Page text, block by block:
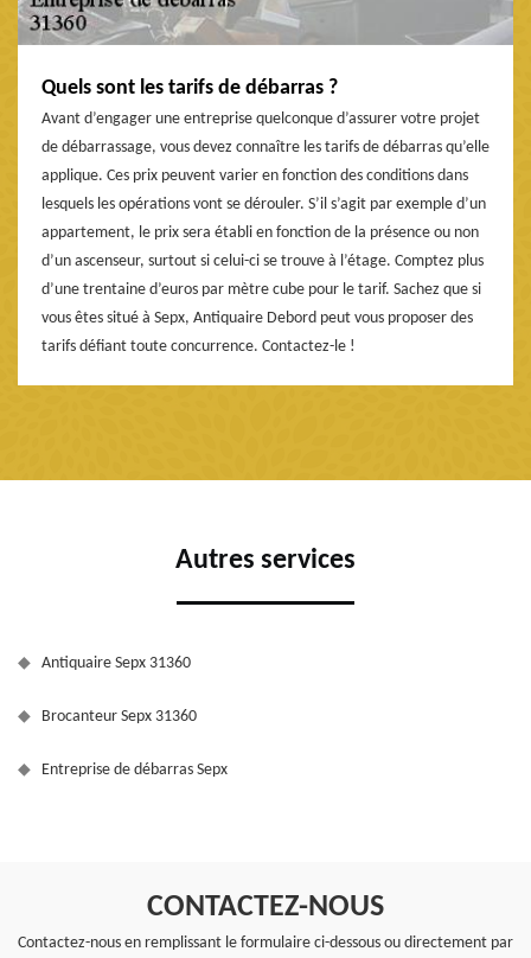
Quels sont les tarifs de débarras ?
Avant d’engager une entreprise quelconque d’assurer votre projet
de débarrassage, vous devez connaître les tarifs de débarras qu’elle
applique. Ces prix peuvent varier en fonction des conditions dans
lesquels les opérations vont se dérouler. S’il s’agit par exemple d’un
appartement, le prix sera établi en fonction de la présence ou non
d’un ascenseur, surtout si celui-ci se trouve à l’étage. Comptez plus
d’une trentaine d’euros par mètre cube pour le tarif. Sachez que si
vous êtes situé à Sepx, Antiquaire Debord peut vous proposer des
tarifs défiant toute concurrence. Contactez-le !
Autres services
Antiquaire Sepx 31360
Brocanteur Sepx 31360
Entreprise de débarras Sepx
CONTACTEZ-NOUS
Contactez-nous en remplissant le formulaire ci-dessous ou directement par